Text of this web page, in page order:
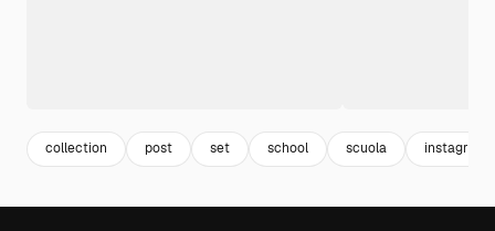
collection post set school scuola instagram